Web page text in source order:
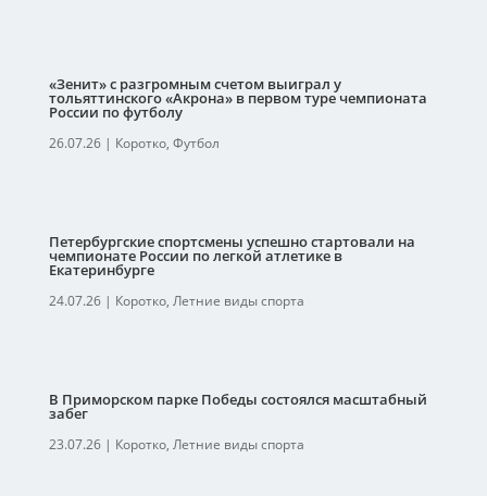
«Зенит» с разгромным счетом выиграл у
тольяттинского «Акрона» в первом туре чемпионата
России по футболу
26.07.26| Коротко, Футбол
Петербургские спортсмены успешно стартовали на
чемпионате России по легкой атлетике в
Екатеринбурге
24.07.26| Коротко, Летние виды спорта
В Приморском парке Победы состоялся масштабный
забег
23.07.26| Коротко, Летние виды спорта